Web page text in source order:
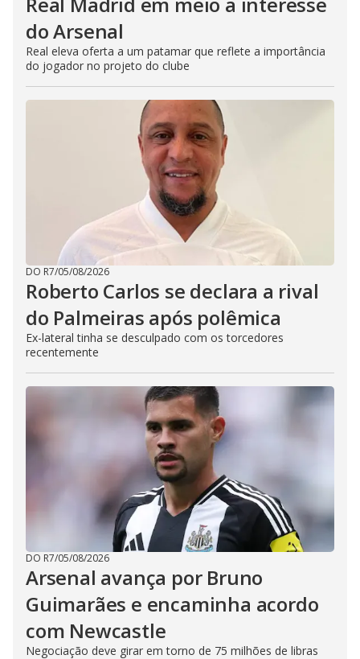
do Arsenal
Real eleva oferta a um patamar que reflete a importância
do jogador no projeto do clube
DO R7/05/08/2026
Roberto Carlos se declara a rival
do Palmeiras após polêmica
Ex-lateral tinha se desculpado com os torcedores
recentemente
DO R7/05/08/2026
Arsenal avança por Bruno
Guimarães e encaminha acordo
com Newcastle
Negociação deve girar em torno de 75 milhões de libras